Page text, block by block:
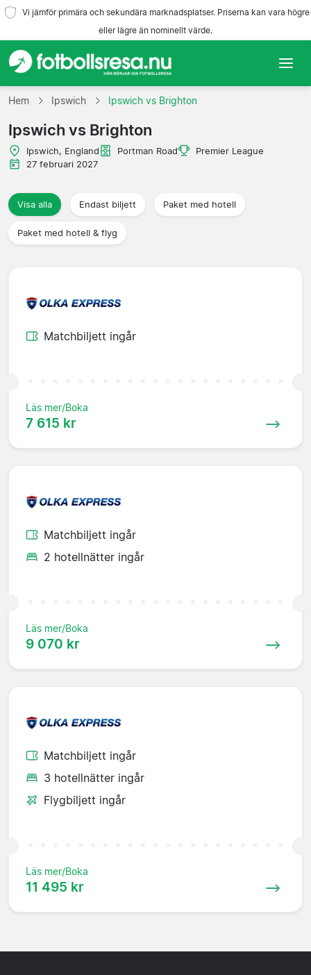
Vi jämför primära och sekundära marknadsplatser. Priserna kan vara högre
eller lägre än nominellt värde.
Hem
Lag
Ligor
Resebyråer
Hem Ipswich Ipswich vs Brighton
Ipswich vs Brighton
Ipswich, England Portman Road
Premier League
27 februari 2027
Visa alla Endast biljett Paket med hotell
Paket med hotell & flyg
Matchbiljett ingår
Läs mer/Boka
7 615 kr
Matchbiljett ingår
2 hotellnätter ingår
Läs mer/Boka
9 070 kr
Matchbiljett ingår
3 hotellnätter ingår
Flygbiljett ingår
Läs mer/Boka
11 495 kr